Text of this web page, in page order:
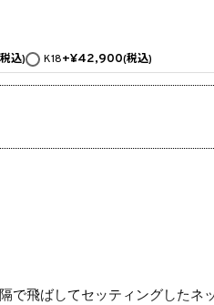
税込 K18+¥42,900 税込
で飛ばしてセッティングしたネ